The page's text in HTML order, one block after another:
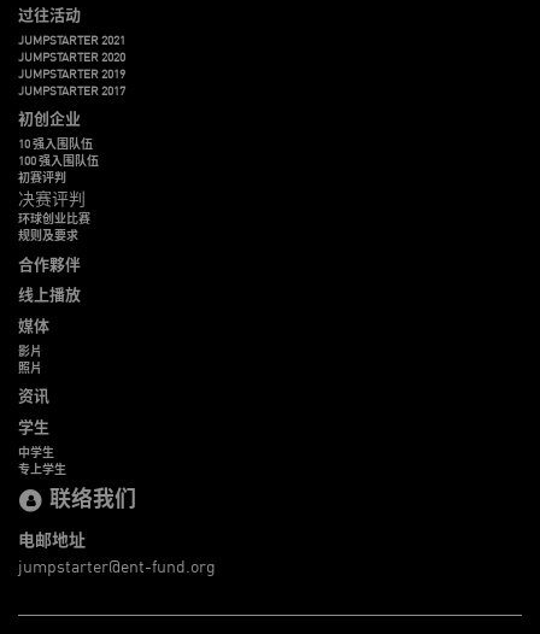
过往活动
JUMPSTARTER 2021
JUMPSTARTER 2020
JUMPSTARTER 2019
JUMPSTARTER 2017
初创企业
10 强入围队伍
100 强入围队伍
初赛评判
决赛评判
环球创业比赛
规则及要求
合作夥伴
线上播放
媒体
影片
照片
资讯
学生
中学生
专上学生
联络我们
电邮地址
jumpstarter@ent-fund.org